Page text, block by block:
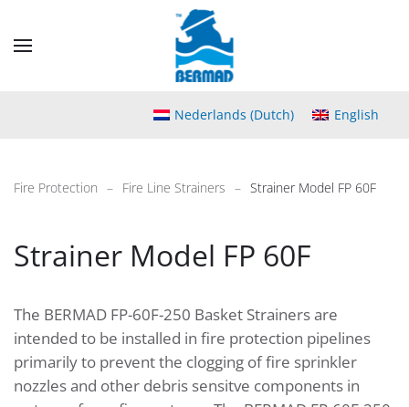
Nederlands (Dutch) English
Fire Protection Fire Line Strainers Strainer Model FP 60F
Strainer Model FP 60F
The BERMAD FP-60F-250 Basket Strainers are
intended to be installed in fire protection pipelines
primarily to prevent the clogging of fire sprinkler
nozzles and other debris sensitve components in